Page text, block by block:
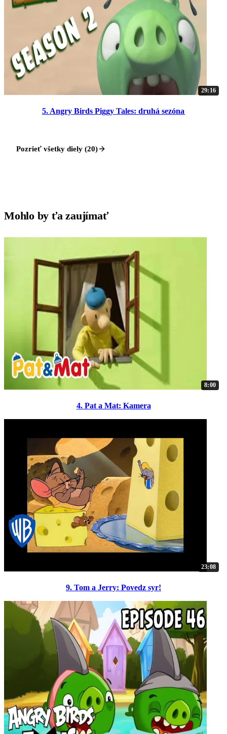
29:16
5. Angry Birds Piggy Tales: druhá sezóna
Pozrieť všetky diely (20)
Mohlo by ťa zaujímať
8:00
4. Pat a Mat: Kamera
23:08
9. Tom a Jerry: Povedz syr!